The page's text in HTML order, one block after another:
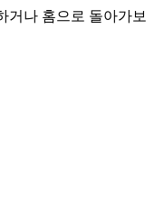
거나 홈으로 돌아가보